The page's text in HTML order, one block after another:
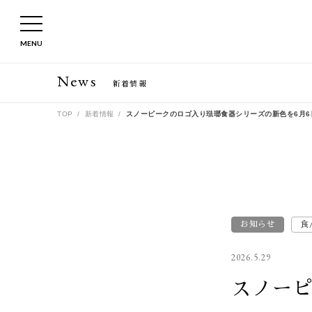
MENU
News 新着情報
TOP 新着情報 スノーピークのロゴ入り琺瑯食器シリーズの新色を6月
お知らせ
2026.5.29
スノー